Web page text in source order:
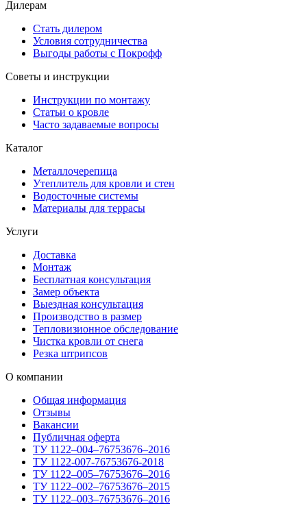
Дилерам
Стать дилером
Условия сотрудничества
Выгоды работы с Покрофф
Советы и инструкции
Инструкции по монтажу
Статьи о кровле
Часто задаваемые вопросы
Каталог
Металлочерепица
Утеплитель для кровли и стен
Водосточные системы
Материалы для террасы
Услуги
Доставка
Монтаж
Бесплатная консультация
Замер объекта
Выездная консультация
Производство в размер
Тепловизионное обследование
Чистка кровли от снега
Резка штрипсов
О компании
Общая информация
Отзывы
Вакансии
Публичная оферта
ТУ 1122–004–76753676–2016
ТУ 1122-007-76753676-2018
ТУ 1122–005–76753676–2016
ТУ 1122–002–76753676–2015
ТУ 1122–003–76753676–2016